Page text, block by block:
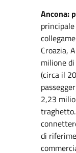
Ancona:
Croazia,
milione
(circa il
2,23
di